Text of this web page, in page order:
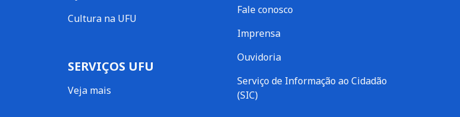
Cultura na UFU
SERVIÇOS UFU
Veja mais
Fale conosco
Imprensa
Ouvidoria
Serviço de Informação ao Cidadão
(SIC)